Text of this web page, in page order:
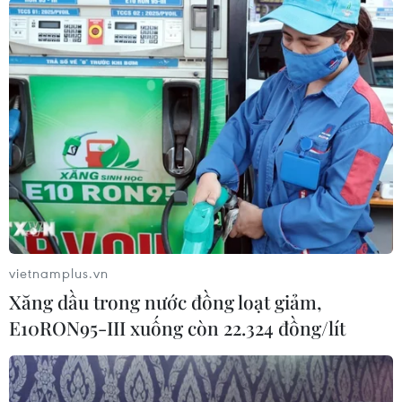
vận tải bằng xe ôtô đối với doanh nghiệp vận tải
trong vụ tai nạn; xử lý nghiêm theo đúng quy
định pháp luật đối với các hành vi vi phạm.
Ông Lê Trung Chinh, Chủ tịch UBND, Trưởng Ban An toàn Giao
vietnamplus.vn
Xăng dầu trong nước đồng loạt giảm,
E10RON95-III xuống còn 22.324 đồng/lít